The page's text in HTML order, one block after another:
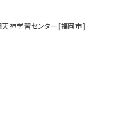
天神学習センター[福岡市]